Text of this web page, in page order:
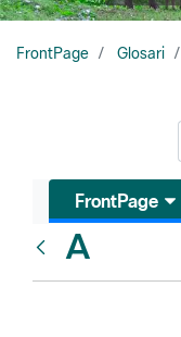
FrontPage Glosari
FrontPage
A